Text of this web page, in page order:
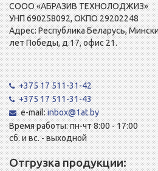
СООО «АБРАЗИВ ТЕХНОЛОДЖИЗ»
УНП 690258092, ОКПО 29202248
Адрес: Республика Беларусь,
лет Победы, д.17, офис 21.
+375 17 511-31-42
+375 17 511-31-43
e-mail:inbox@1at.by
Время работы: пн-чт 8:00 - 17:00
сб. и вс. - выходной
Отгрузка продукции: